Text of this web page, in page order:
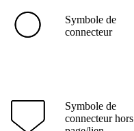
Symbole de
connecteur
Symbole de
connecteur hors